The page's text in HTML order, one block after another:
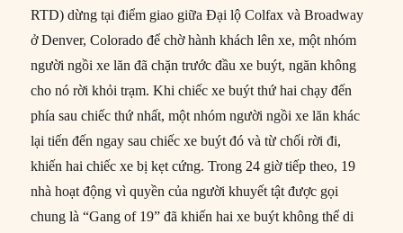
RTD) dừng tại điểm giao giữa Đại lộ Colfax và Broadway
ở Denver, Colorado để chờ hành khách lên xe, một nhóm
người ngồi xe lăn đã chặn trước đầu xe buýt, ngăn không
cho nó rời khỏi trạm. Khi chiếc xe buýt thứ hai chạy đến
phía sau chiếc thứ nhất, một nhóm người ngồi xe lăn khác
lại tiến đến ngay sau chiếc xe buýt đó và từ chối rời đi,
khiến hai chiếc xe bị kẹt cứng. Trong 24 giờ tiếp theo, 19
nhà hoạt động vì quyền của người khuyết tật được gọi
chung là “Gang of 19” đã khiến hai xe buýt không thể di